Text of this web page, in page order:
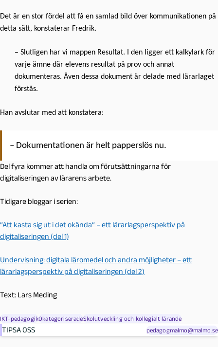
Det är en stor fördel att få en samlad bild över kommunikationen på
detta sätt, konstaterar Fredrik.
– Slutligen har vi mappen Resultat. I den ligger ett kalkylark för
varje ämne där elevens resultat på prov och annat
dokumenteras. Även dessa dokument är delade med lärarlaget
förstås.
Han avslutar med att konstatera:
– Dokumentationen är helt papperslös nu.
Del fyra kommer att handla om förutsättningarna för
digitaliseringen av lärarens arbete.
Tidigare bloggar i serien:
”Att kasta sig ut i det okända” – ett lärarlagsperspektiv på
digitaliseringen (del 1)
Undervisning: digitala läromedel och andra möjligheter – ett
lärarlagsperspektiv på digitaliseringen (del 2)
Text: Lars Meding
IKT-pedagogikOkategoriseradeSkolutveckling och kollegialt lärande
TIPSA OSS pedagogmalmo@malmo.se